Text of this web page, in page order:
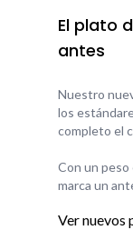
El plato
antes
Nuestro
los
completo el
Con un peso
marca un
Ver nuevos